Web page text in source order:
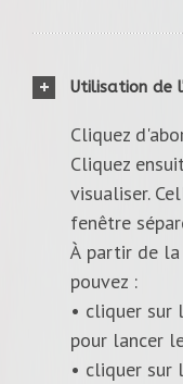
Utilisation de
Cliquez
Cliquez
visualiser.
fenêtre
À partir de
pouvez :
• cliquer sur
pour lancer
• cliquer sur